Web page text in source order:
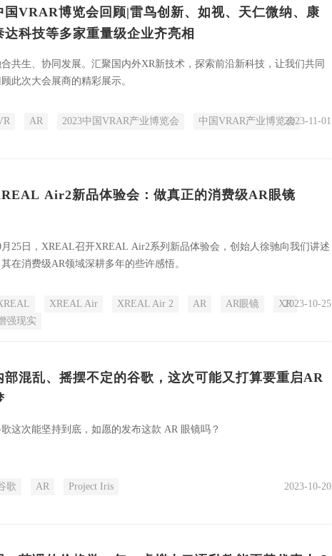
国VRAR博览会回顾|雷鸟创新、如视、天仁微纳、康
达科技等多家重量级企业齐亮相
共生、协同发展。汇聚国内外XR新技术，探索前沿新科技，让我们共同
此次大会展商的精彩展示。
2023-11-01
AR 2023中国VRAR产业博览会 中国VRAR产业博览会
Air2新品体验会：做真正的消费级AR眼镜
月25日，XREAL召开XREAL Air2系列新品体验会，创始人徐驰向我们讲述
在消费级AR领域深耕多年的些许感悟。
2023-10-25
XREAL Air XREAL Air 2 AR AR眼镜
XR
强现实
部混乱、摇摆不定的谷歌，这次可能又打算要重启AR
这次能坚持到底，如愿的发布这款 AR 眼镜吗？
2023-10-20
歌 AR Project Iris